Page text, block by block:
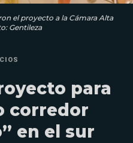
el proyecto a la Cámara Alta
Gentileza
para
corredor
en el sur